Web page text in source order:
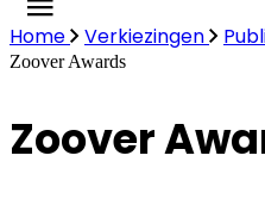
Home Verkiezingen
Zoover Awards
Zoover